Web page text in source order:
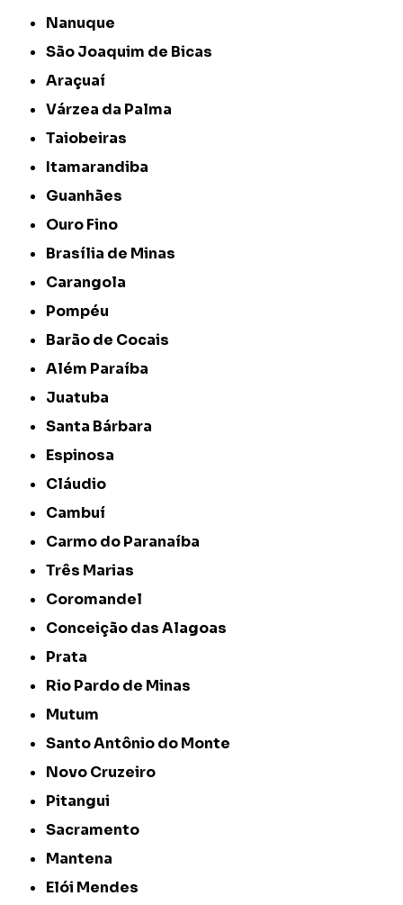
Nanuque
São Joaquim de Bicas
Araçuaí
Várzea da Palma
Taiobeiras
Itamarandiba
Guanhães
Ouro Fino
Brasília de Minas
Carangola
Pompéu
Barão de Cocais
Além Paraíba
Juatuba
Santa Bárbara
Espinosa
Cláudio
Cambuí
Carmo do Paranaíba
Três Marias
Coromandel
Conceição das Alagoas
Prata
Rio Pardo de Minas
Mutum
Santo Antônio do Monte
Novo Cruzeiro
Pitangui
Sacramento
Mantena
Elói Mendes